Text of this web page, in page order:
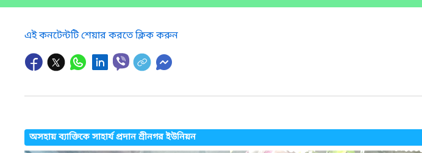
এই কনটেন্টটি শেয়ার করতে ক্লিক করুন
অসহায় ব্যাক্তিকে সাহার্য প্রদান শ্রীনগর ইউনিয়ন